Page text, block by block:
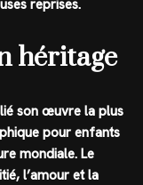
reprises.
héritage
son œuvre la plus
pour enfants
mondiale. Le
l’amour et la